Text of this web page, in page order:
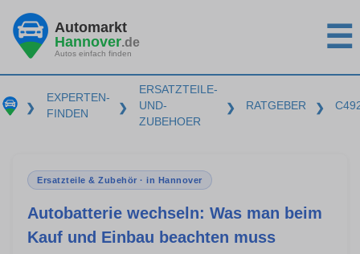
Automarkt
Hannover.de
Autos einfach finden ☰
❯
EXPERTEN-
FINDEN
❯
ERSATZTEILE-
UND-
ZUBEHOER
❯ RATGEBER ❯
Ersatzteile & Zubehör · in Hannover
Autobatterie wechseln: Was man beim
Kauf und Einbau beachten muss